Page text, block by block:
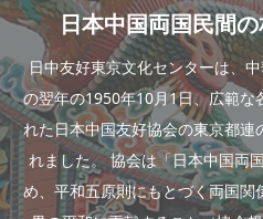
日本中国両国民間
日中友好東京文化センターは、
の翌年の1950年10月1日、広範な
れた日本中国友好協会の東京都
れました。 協会は「日本中国両
め、平和五原則にもとづく両国